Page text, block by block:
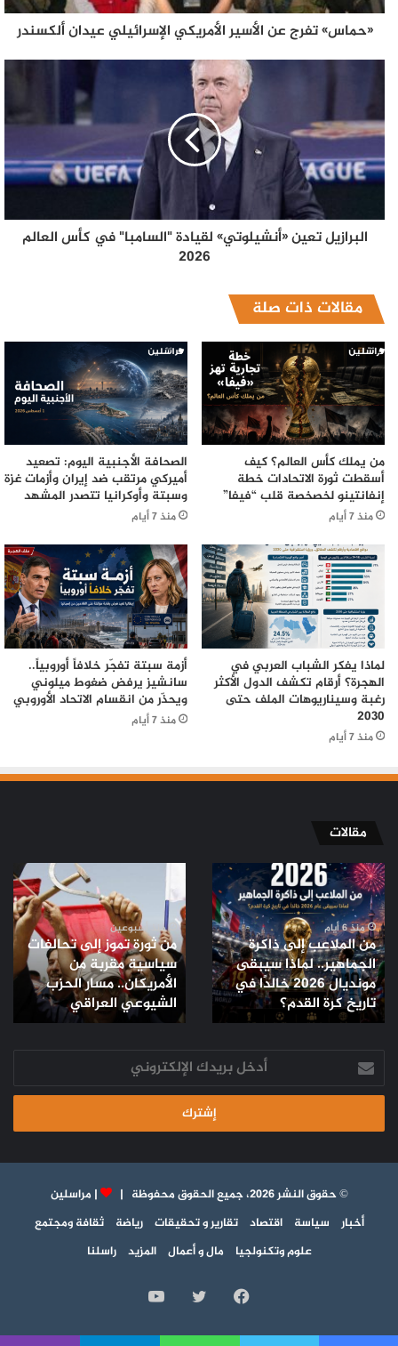
«حماس» تفرج عن الأسير الأمريكي الإسرائيلي عيدان ألكسندر
البرازيل تعين «أنشيلوتي» لقيادة "السامبا" في كأس العالم
2026
مقالات ذات صلة
من يملك كأس العالم؟ كيف
أسقطت ثورة الاتحادات خطة
إنفانتينو لخصخصة قلب “فيفا”
منذ 7 أيام
الصحافة الأجنبية اليوم: تصعيد
أميركي مرتقب ضد إيران وأزمات غزة
وسبتة وأوكرانيا تتصدر المشهد
منذ 7 أيام
لماذا يفكر الشباب العربي في
الهجرة؟ أرقام تكشف الدول الأكثر
رغبة وسيناريوهات الملف حتى
2030
منذ 7 أيام
أزمة سبتة تفجّر خلافاً أوروبياً..
سانشيز يرفض ضغوط ميلوني
ويحذّر من انقسام الاتحاد الأوروبي
منذ 7 أيام
مقالات
من
الملاعب
إلى
ذاكرة
الجماهير..
لماذا
سيبقى
مونديال
2026
في
تاريخ
كرة
منذ 6 أيام
من الملاعب إلى ذاكرة
الجماهير.. لماذا سيبقى
مونديال 2026 خالدًا في
تاريخ كرة القدم؟
ثورة
تموز
إلى
تحالفات
سياسية
مقربة
من
الأمريكان..
الحزب
الشيوعي
العراقي
منذ أسبوعين
من ثورة تموز إلى تحالفات
سياسية مقربة من
الأمريكان.. مسار الحزب
الشيوعي العراقي
أدخل
بريدك
الإلكتروني
© حقوق النشر 2026، جميع الحقوق محفوظة | |مراسلين
أخبار
سياسة اقتصاد تقارير و تحقيقات رياضة
ثقافة ومجتمع
علوم وتكنولجيا
مال و أعمال المزيد راسلنا
فيسبوك تويتر يوتيوب